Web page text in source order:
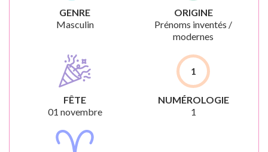
GENRE
Masculin
ORIGINE
Prénoms inventés /
modernes
FÊTE
01 novembre
1
NUMÉROLOGIE
1